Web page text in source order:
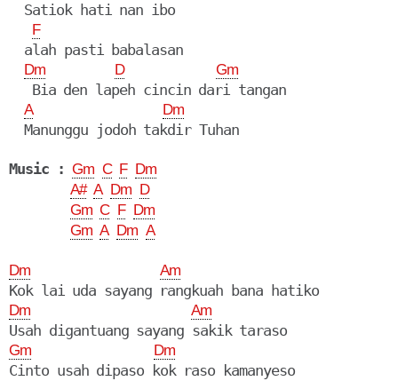
  Satiok hati nan ibo
F
  alah pasti babalasan
Dm D Gm
   Bia den lapeh cincin dari tangan
A Dm
  Manunggu jodoh takdir Tuhan
Music : Gm C F Dm
A# A Dm D
Gm C F Dm
Gm A Dm A
Dm Am
Kok lai uda sayang rangkuah bana hatiko
Dm Am
Gm Dm